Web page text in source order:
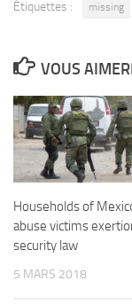
Étiquettes : missing
VOUS
Households of
abuse victims
security law
5 MARS 2018